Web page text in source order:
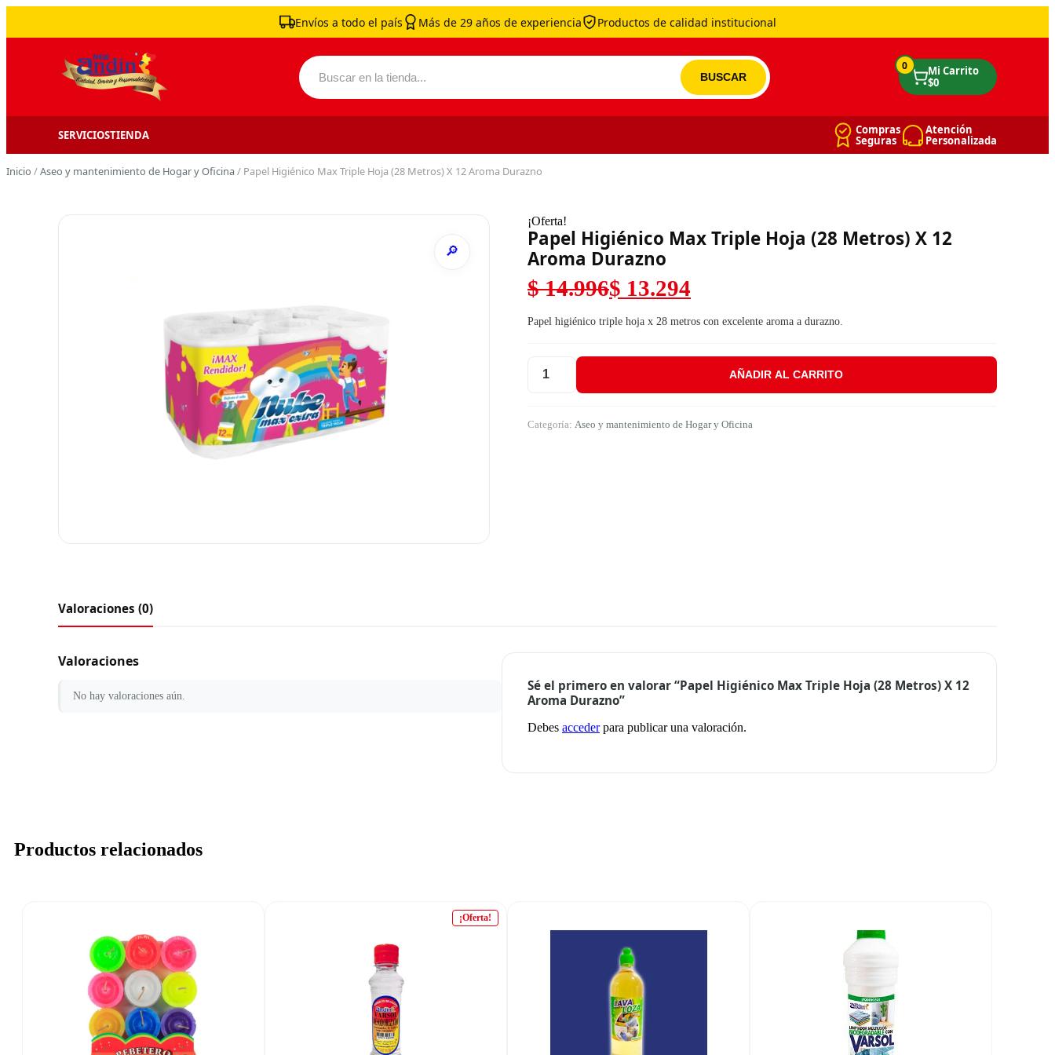
Envíos a todo el país Más de 29 años de experiencia Productos de calidad institucional
Buscar por: 0
SERVICIOSTIENDA Compras
Seguras
Atención
Personalizada
Inicio /Aseo y mantenimiento de Hogar y Oficina / Papel Higiénico Max Triple Hoja (28 Metros) X 12 Aroma Durazno
¡Oferta!
Papel Higiénico Max Triple Hoja (28 Metros) X 12
Aroma Durazno
$14.996
El precio original era: $ 14.996.
$ 13.294
El precio actual es: $ 13.294.
Papel higiénico triple hoja x 28 metros con excelente aroma a durazno.
Papel Higiénico Max Triple Hoja (28 Metros) X 12 Aroma Durazno cantidad
AÑADIR AL CARRITO
Categoría: Aseo y mantenimiento de Hogar y Oficina
Valoraciones (0)
Valoraciones
No hay valoraciones aún.
Sé el primero en valorar “Papel Higiénico Max Triple Hoja (28 Metros) X 12
Aroma Durazno”
Debes accederpara publicar una valoración.
Productos relacionados
¡Oferta!